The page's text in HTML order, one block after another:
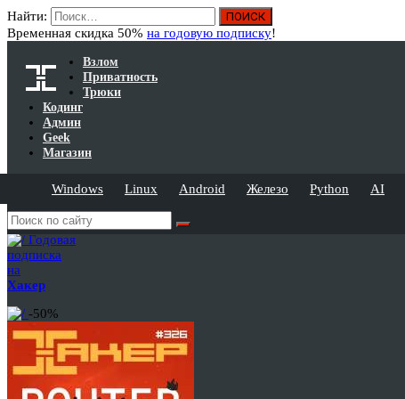
Найти:
Временная скидка 50% на годовую подписку!
Взлом
Приватность
Трюки
Кодинг
Админ
Geek
Магазин
Windows Linux Android Железо Python AI
Годовая
подписка
на
Хакер
-50%